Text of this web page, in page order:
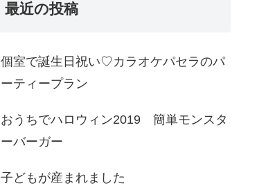
最近の投稿
個室で誕生日祝い♡カラオケパセラのパ
ーティープラン
おうちでハロウィン2019 簡単モンスタ
ーバーガー
子どもが産まれました